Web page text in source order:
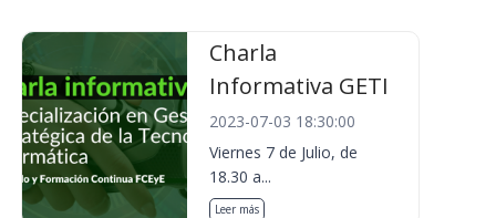
Charla
Informativa GETI
2023-07-03 18:30:00
Viernes 7 de Julio, de
18.30 a...
Leer más